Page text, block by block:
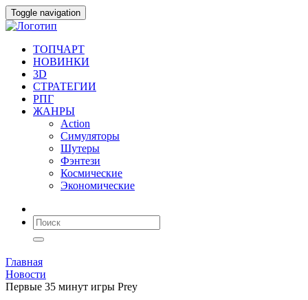
Toggle navigation
ТОПЧАРТ
НОВИНКИ
3D
СТРАТЕГИИ
РПГ
ЖАНРЫ
Action
Симуляторы
Шутеры
Фэнтези
Космические
Экономические
Главная
Новости
Первые 35 минут игры Prey